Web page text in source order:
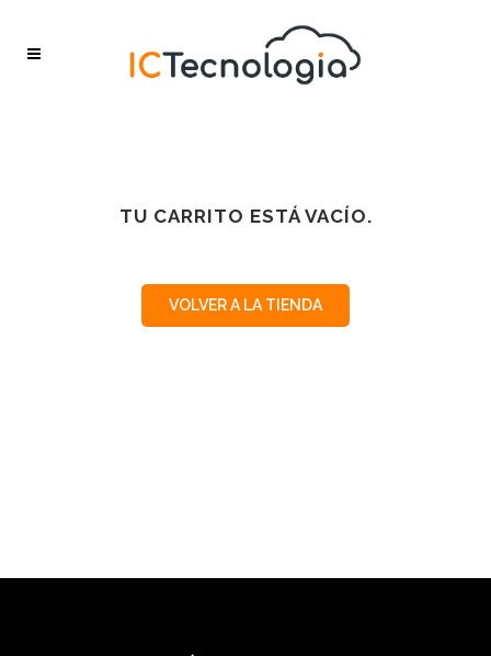
TU CARRITO ESTÁ VACÍO.
VOLVER A LA TIENDA